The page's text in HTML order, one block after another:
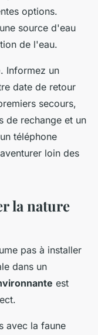
options.
source d'eau
de l'eau.
. Informez un
date de retour
secours,
de rechange et un
téléphone
loin des
la nature
pas à installer
dans un
est
avec la faune